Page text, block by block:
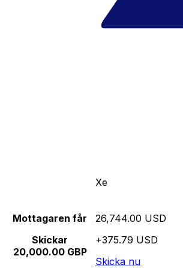
Xe
Mottagaren får
Skickar
20,000.00 GBP
26,744.00 USD
+375.79 USD
Skicka nu